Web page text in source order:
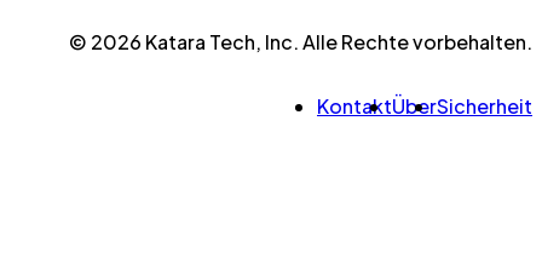
© 2026 Katara Tech, Inc. Alle Rechte vorbehalten.
KontaktÜberSicherheit